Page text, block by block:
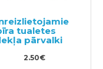
tualetes
pārvalki
2.50€